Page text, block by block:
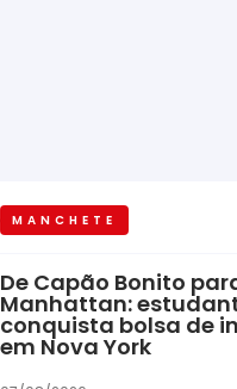
MANCHETE
De Capão Bonito
Manhattan:
conquista bolsa de
em Nova York